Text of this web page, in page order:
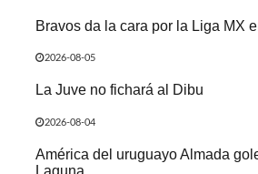
Bravos da la cara por la Liga MX
2026-08-05
La Juve no fichará al Dibu
2026-08-04
América del uruguayo Almada
Laguna